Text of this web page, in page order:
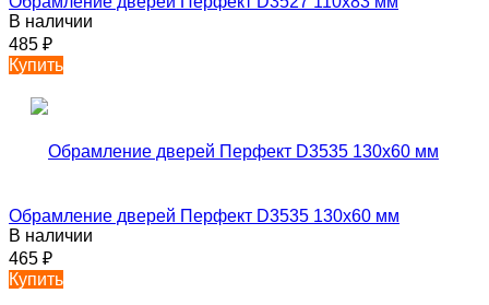
В наличии
485 ₽
Купить
Обрамление дверей Перфект D3535 130х60 мм
В наличии
465 ₽
Купить